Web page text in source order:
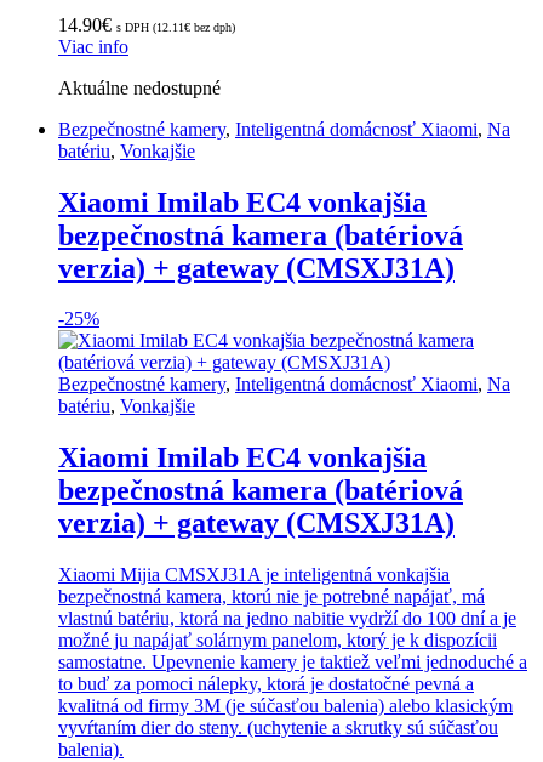
14.90€ s DPH (12.11€ bez dph)
Viac info
Aktuálne nedostupné
Bezpečnostné kamery, Inteligentná domácnosť Xiaomi, Na
batériu, Vonkajšie
Xiaomi Imilab EC4 vonkajšia
bezpečnostná kamera (batériová
verzia) + gateway (CMSXJ31A)
-25%
Bezpečnostné kamery, Inteligentná domácnosť Xiaomi, Na
batériu, Vonkajšie
Xiaomi Imilab EC4 vonkajšia
bezpečnostná kamera (batériová
verzia) + gateway (CMSXJ31A)
Xiaomi Mijia CMSXJ31A je inteligentná vonkajšia
bezpečnostná kamera, ktorú nie je potrebné napájať, má
vlastnú batériu, ktorá na jedno nabitie vydrží do 100 dní a je
možné ju napájať solárnym panelom, ktorý je k dispozícii
samostatne. Upevnenie kamery je taktiež veľmi jednoduché a
to buď za pomoci nálepky, ktorá je dostatočné pevná a
kvalitná od firmy 3M (je súčasťou balenia) alebo klasickým
vyvŕtaním dier do steny. (uchytenie a skrutky sú súčasťou
balenia).